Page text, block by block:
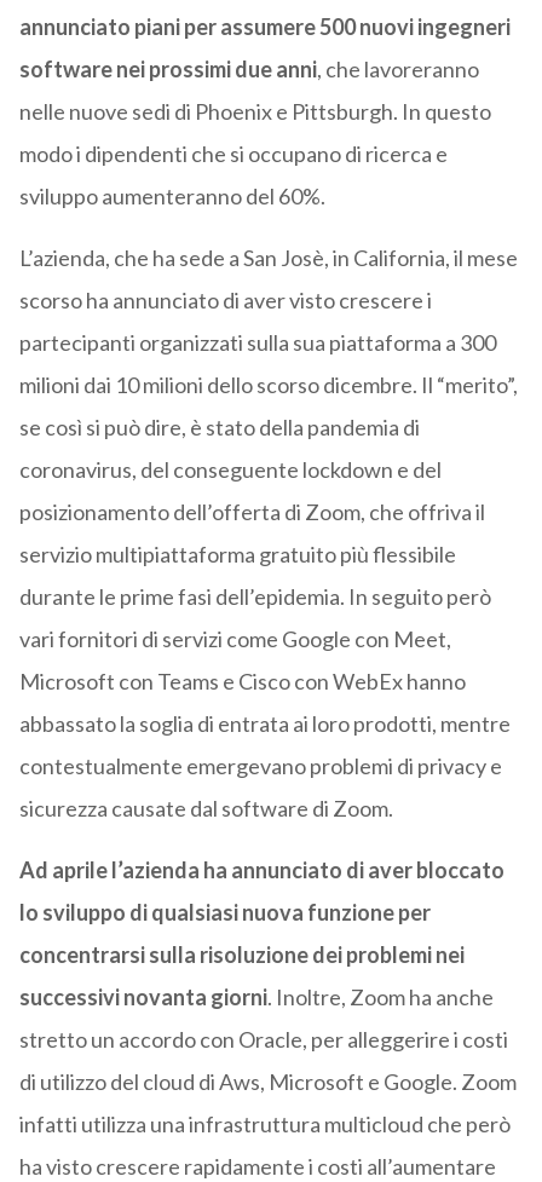
annunciato piani per assumere 500 nuovi ingegneri
software nei prossimi due anni, che lavoreranno
nelle nuove sedi di Phoenix e Pittsburgh. In questo
modo i dipendenti che si occupano di ricerca e
sviluppo aumenteranno del 60%.
L’azienda, che ha sede a San Josè, in California, il mese
scorso ha annunciato di aver visto crescere i
partecipanti organizzati sulla sua piattaforma a 300
milioni dai 10 milioni dello scorso dicembre. Il “merito”,
se così si può dire, è stato della pandemia di
coronavirus, del conseguente lockdown e del
posizionamento dell’offerta di Zoom, che offriva il
servizio multipiattaforma gratuito più flessibile
durante le prime fasi dell’epidemia. In seguito però
vari fornitori di servizi come Google con Meet,
Microsoft con Teams e Cisco con WebEx hanno
abbassato la soglia di entrata ai loro prodotti, mentre
contestualmente emergevano problemi di privacy e
sicurezza causate dal software di Zoom.
Ad aprile l’azienda ha annunciato di aver bloccato
lo sviluppo di qualsiasi nuova funzione per
concentrarsi sulla risoluzione dei problemi nei
successivi novanta giorni. Inoltre, Zoom ha anche
stretto un accordo con Oracle, per alleggerire i costi
di utilizzo del cloud di Aws, Microsoft e Google. Zoom
infatti utilizza una infrastruttura multicloud che però
ha visto crescere rapidamente i costi all’aumentare